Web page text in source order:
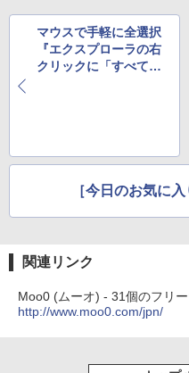
マウスで手軽に全選択
『エクスプローラの右
クリックに「すべて選
［今日のお気に
関連リンク
Moo0 (ムーオ) - 31個のフリ
http://www.moo0.com/jpn/